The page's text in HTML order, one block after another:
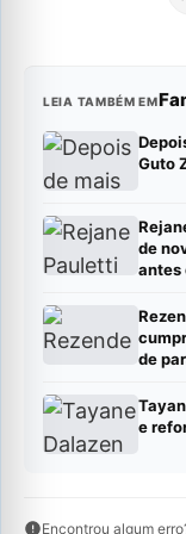
LEIA TAMBÉM EM
Guto
de
antes
de
e
Encontrou algum